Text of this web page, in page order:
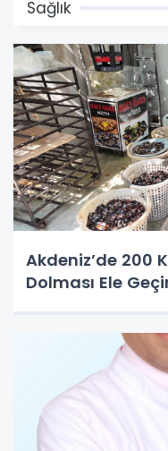
Sağlık
Akdeniz’de 200
Dolması Ele